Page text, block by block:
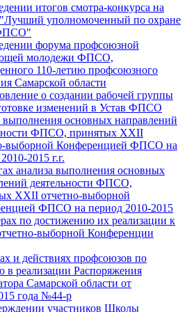
итогов смотра-конкурса на
"Лучший уполномоченный по охране
форума профсоюзной
молодежи ФПСО,
110-летию профсоюзного
Самарской области
о создании рабочей группы
изменений в Устав ФПСО
выполнения основных направлений
ФПСО, принятых XXII
выборной Конференцией ФПСО на
2015 г.г.
анализа выполнения основных
деятельности ФПСО,
XXII отчетно-выборной
ФПСО на период 2010-2015
по достижению их реализации к
выборной Конференции
и действиях профсоюзов по
в реализации Распоряжения
Самарской области от
года №44-р
участников Школы